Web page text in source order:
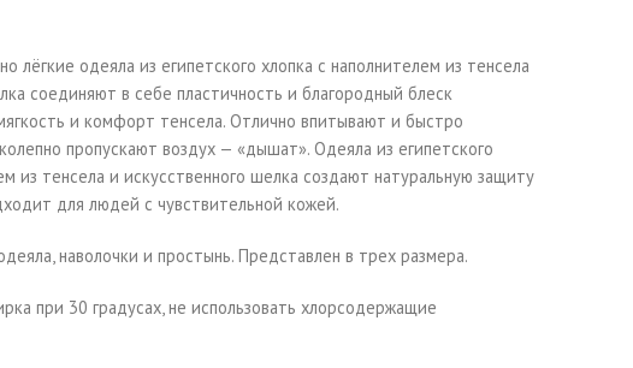
лёгкие одеяла из египетского хлопка с наполнителем из тенсела
соединяют в себе пластичность и благородный блеск
и комфорт тенсела. Отлично впитывают и быстро
пропускают воздух — «дышат». Одеяла из египетского
из тенсела и искусственного шелка создают натуральную защиту
для людей с чувствительной кожей.
наволочки и простынь. Представлен в трех размера.
при 30 градусах, не использовать хлорсодержащие